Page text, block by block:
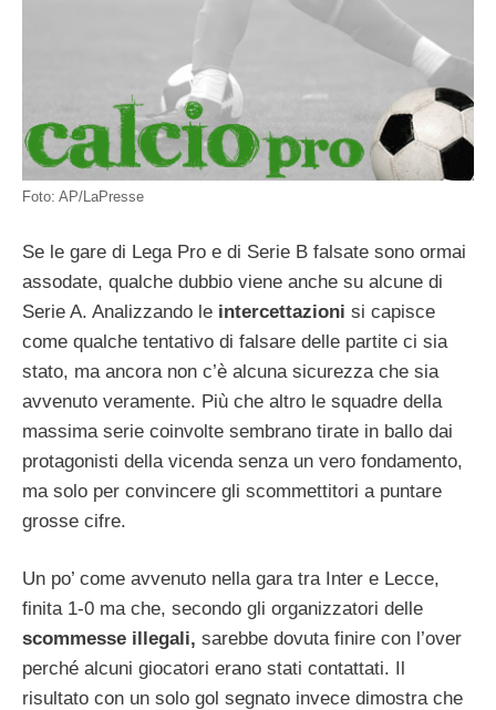
Foto: AP/LaPresse
Se le gare di Lega Pro e di Serie B falsate sono ormai
assodate, qualche dubbio viene anche su alcune di
Serie A. Analizzando le intercettazioni si capisce
come qualche tentativo di falsare delle partite ci sia
stato, ma ancora non c’è alcuna sicurezza che sia
avvenuto veramente. Più che altro le squadre della
massima serie coinvolte sembrano tirate in ballo dai
protagonisti della vicenda senza un vero fondamento,
ma solo per convincere gli scommettitori a puntare
grosse cifre.
Un po’ come avvenuto nella gara tra Inter e Lecce,
finita 1-0 ma che, secondo gli organizzatori delle
scommesse illegali, sarebbe dovuta finire con l’over
perché alcuni giocatori erano stati contattati. Il
risultato con un solo gol segnato invece dimostra che